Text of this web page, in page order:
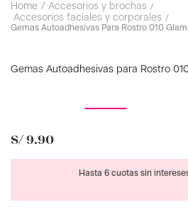
accesorios y brochas
accesorios faciales y corporales
Gemas Autoadhesivas Para Rostro 010 Glam
Gemas Autoadhesivas para Rostro
S/ 9.90
Hasta 6 cuotas sin